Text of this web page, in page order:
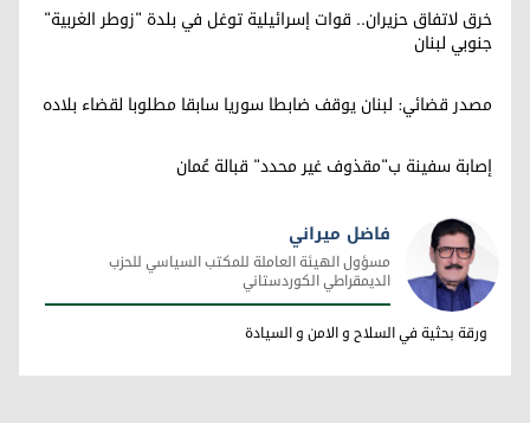
خرق لاتفاق حزيران.. قوات إسرائيلية توغل في بلدة "زوطر الغربية"
جنوبي لبنان
مصدر قضائي: لبنان يوقف ضابطا سوريا سابقا مطلوبا لقضاء بلاده
إصابة سفينة ب"مقذوف غير محدد" قبالة عُمان
فاضل ميراني
فاضل ميراني
مسؤول الهيئة العاملة للمكتب السياسي للحزب
الديمقراطي الكوردستاني
ورقة بحثية في السلاح و الامن و السيادة